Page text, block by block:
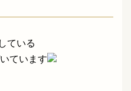
ている
ています